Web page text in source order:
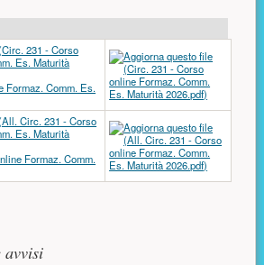
Formaz. Comm. Es.
Formaz. Comm.